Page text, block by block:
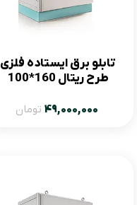
تابلو برق ایستاده فلزی
طرح ریتال 160*100
49,000,000 تومان